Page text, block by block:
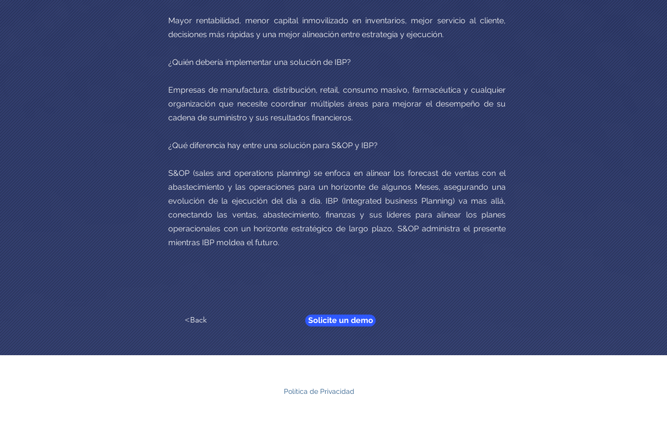
Mayor rentabilidad, menor capital inmovilizado en inventarios, mejor servicio al cliente,
decisiones más rápidas y una mejor alineación entre estrategia y ejecución.
¿Quién debería implementar una solución de IBP?
Empresas de manufactura, distribución, retail, consumo masivo, farmacéutica y cualquier
organización que necesite coordinar múltiples áreas para mejorar el desempeño de su
cadena de suministro y sus resultados financieros.
¿Qué diferencia hay entre una solución para S&OP y IBP?
S&OP (sales and operations planning) se enfoca en alinear los forecast de ventas con el
abastecimiento y las operaciones para un horizonte de algunos Meses, asegurando una
evolución de la ejecución del día a día. IBP (Integrated business Planning) va mas allá,
conectando las ventas, abastecimiento, finanzas y sus líderes para alinear los planes
operacionales con un horizonte estratégico de largo plazo, S&OP administra el presente
mientras IBP moldea el futuro.
<Back Solicite un demo
Política de Privacidad